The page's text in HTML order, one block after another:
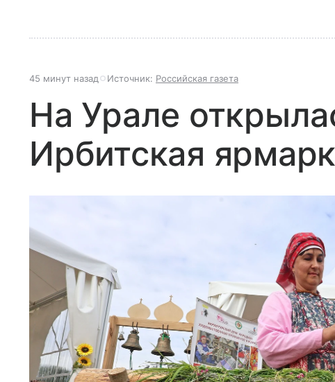
45 минут назад Источник: Российская газета
На Урале
Ирбитская